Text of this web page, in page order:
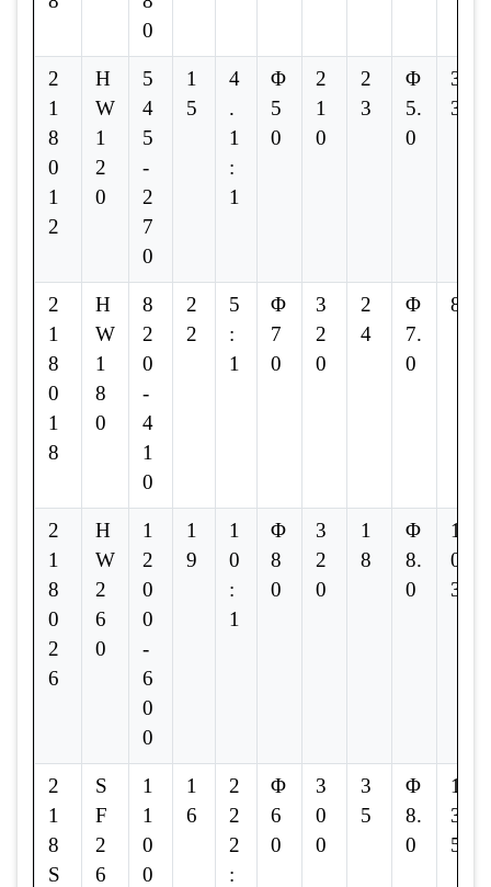
0
2
1
8
0
1
2
H
W
1
2
0
5
4
5
-
2
7
0
1
5
4
.
1
:
1
Φ
5
0
2
1
0
2
3
Φ
5.
0
3.
3
2
1
8
0
1
8
H
W
1
8
0
8
2
0
-
4
1
0
2
2
5
:
1
Φ
7
0
3
2
0
2
4
Φ
7.
0
8
2
1
8
0
2
6
H
W
2
6
0
1
2
0
0
-
6
0
0
1
9
1
0
:
1
Φ
8
0
3
2
0
1
8
Φ
8.
0
1
0.
3
2
1
8
S
S
F
2
6
1
1
0
0
1
6
2
2
2
:
Φ
6
0
3
0
0
3
5
Φ
8.
0
1
3.
5